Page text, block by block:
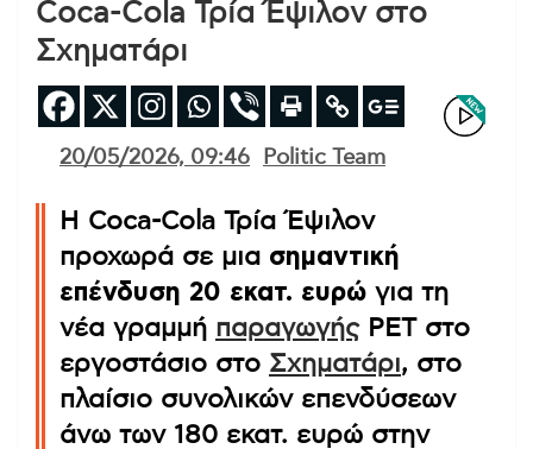
Coca-Cola Τρία Έψιλον στο
Σχηματάρι
20/05/2026, 09:46 Politic Team
Η Coca-Cola Τρία Έψιλον
προχωρά σε μια σημαντική
επένδυση 20 εκατ. ευρώ για τη
νέα γραμμή παραγωγήςPET στο
εργοστάσιο στο Σχηματάρι, στο
πλαίσιο συνολικών επενδύσεων
άνω των 180 εκατ. ευρώ στην